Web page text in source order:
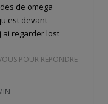
de omega
devant
regarder lost
POUR RÉPONDRE